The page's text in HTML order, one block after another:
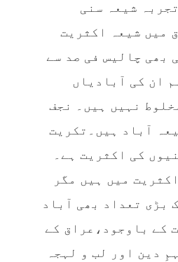
شیعہ سنی
میں شیعہ اکثریت
بھی چالیس فی صد سے
ان کی آبادیاں
نہیں ہیں۔ نجف
آباد ہیں۔تکریت
کی اکثریت ہے۔
میں ہیں مگر
بڑی تعداد بھی آباد
کے باوجود،عراق کے
دین اور لب و لہجہ